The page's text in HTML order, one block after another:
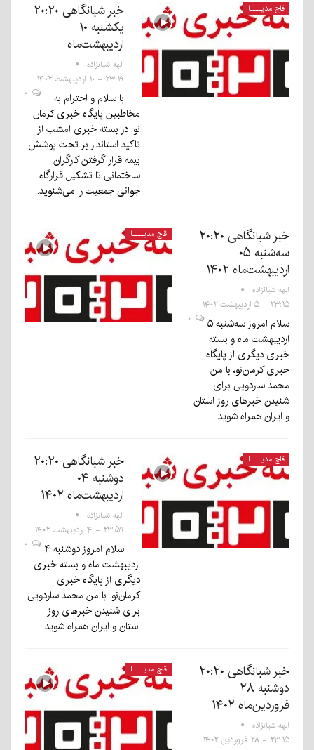
قاچ مدیــــا
خبر شبانگاهی ٢۰:٢٠
یکشنبه ۱۰
اردیبهشت‌ماه
الهه شبانزاده
۲۳:۱۹ - ۱۰ اردیبهشت ۱۴۰۲
با سلام و احترام به
مخاطبین پایگاه خبری کرمان
نو. در بسته خبری امشب از
تاکید استاندار بر تحت پوشش
بیمه قرار گرفتن کارگران
ساختمانی تا تشکیل قرارگاه
جوانی جمعیت را می‌شنوید.
قاچ مدیــــا
خبر شبانگاهی ٢۰:٢٠
سه‌شنبه ۰۵
اردیبهشت‌ماه ۱۴۰۲
الهه شبانزاده
۲۳:۱۵ - ۵ اردیبهشت ۱۴۰۲
سلام امروز سه‌شنبه ۵
اردیبهشت ماه و بسته
خبری دیگری از پایگاه
خبری کرمان‌نو، با من
محمد ساردویی برای
شنیدن خبرهای روز استان
و ایران همراه شوید.
قاچ مدیــــا
خبر شبانگاهی ٢۰:٢٠
دوشنبه ۰۴
اردیبهشت‌ماه ۱۴۰۲
الهه شبانزاده
۲۳:۵۹ - ۴ اردیبهشت ۱۴۰۲
سلام امروز دوشنبه ۴
اردیبهشت ماه و بسته خبری
دیگری از پایگاه خبری
کرمان‌نو. با من محمد ساردویی
برای شنیدن خبرهای روز
استان و ایران همراه شوید.
قاچ مدیــــا
خبر شبانگاهی ٢۰:٢٠
دوشنبه ۲۸
فروردین‌ماه ۱۴۰۲
الهه شبانزاده
۲۳:۱۵ - ۲۸ فروردین ۱۴۰۲